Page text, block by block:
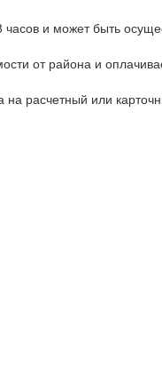
и может быть
от района и
на расчетный или